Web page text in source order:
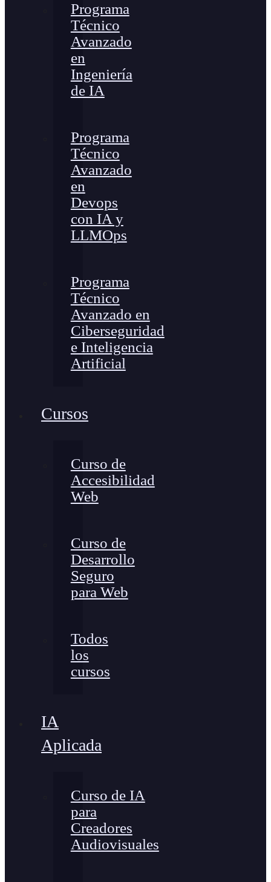
Programa
Técnico
Avanzado
en
Ingeniería
de IA
Programa
Técnico
Avanzado
en
Devops
con IA y
LLMOps
Programa
Técnico
Avanzado en
Ciberseguridad
e Inteligencia
Artificial
Cursos
Curso de
Accesibilidad
Web
Curso de
Desarrollo
Seguro
para Web
Todos
los
cursos
IA
Aplicada
Curso de IA
para
Creadores
Audiovisuales